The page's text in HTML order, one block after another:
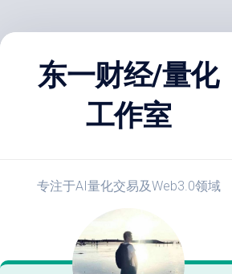
跳
东一财经/量化
工作室
专注于AI量化交易及Web3.0领域